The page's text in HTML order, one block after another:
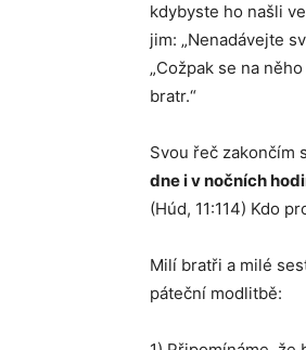
kdybyste ho našli
jim: „Nenadávejte
„Cožpak se na
bratr.“
Svou řeč zakončím
dne i v nočních
(Húd, 11:114) Kdo
Milí bratři a milé
páteční modlitbě: